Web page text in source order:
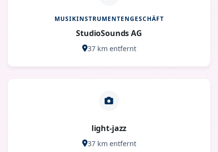
MUSIKINSTRUMENTENGESCHÄFT
StudioSounds AG
37 km entfernt
light-jazz
37 km entfernt